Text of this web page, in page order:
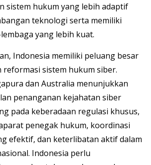
sistem hukum yang lebih adaptif
teknologi serta memiliki
yang lebih kuat.
Indonesia memiliki peluang besar
sistem hukum siber.
dan Australia menunjukkan
penanganan kejahatan siber
pada keberadaan regulasi khusus,
penegak hukum, koordinasi
efektif, dan keterlibatan aktif dalam
Indonesia perlu